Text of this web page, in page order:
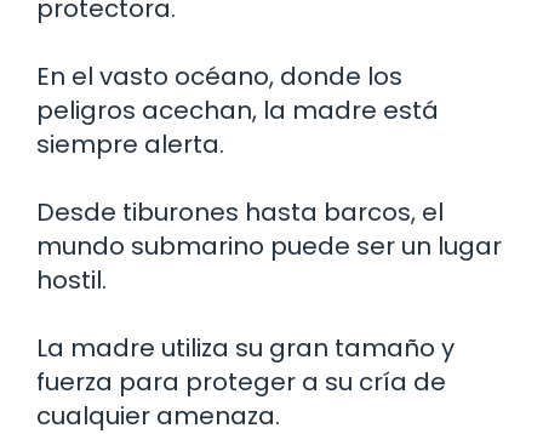
protectora.
En el vasto océano, donde los
peligros acechan, la madre está
siempre alerta.
Desde tiburones hasta barcos, el
mundo submarino puede ser un lugar
hostil.
La madre utiliza su gran tamaño y
fuerza para proteger a su cría de
cualquier amenaza.